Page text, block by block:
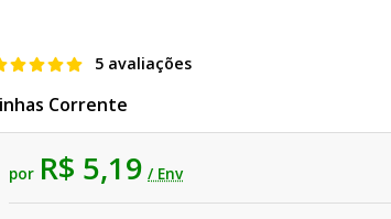
5 avaliações
Corrente
por R$ 5,19 / Env